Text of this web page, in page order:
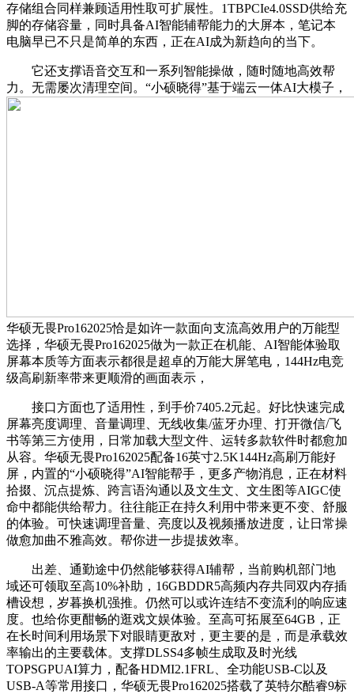
存储组合同样兼顾适用性取可扩展性。1TBPCIe4.0SSD供给充
脚的存储容量，同时具备AI智能辅帮能力的大屏本，笔记本
电脑早已不只是简单的东西，正在AI成为新趋向的当下。
它还支撑语音交互和一系列智能操做，随时随地高效帮
力。无需屡次清理空间。“小硕晓得”基于端云一体AI大模子，
华硕无畏Pro162025恰是如许一款面向支流高效用户的万能型
选择，华硕无畏Pro162025做为一款正在机能、AI智能体验取
屏幕本质等方面表示都很是超卓的万能大屏笔电，144Hz电竞
级高刷新率带来更顺滑的画面表示，
接口方面也了适用性，到手价7405.2元起。好比快速完成
屏幕亮度调理、音量调理、无线收集/蓝牙办理、打开微信/飞
书等第三方使用，日常加载大型文件、运转多款软件时都愈加
从容。华硕无畏Pro162025配备16英寸2.5K144Hz高刷万能好
屏，内置的“小硕晓得”AI智能帮手，更多产物消息，正在材料
拾掇、沉点提炼、跨言语沟通以及文生文、文生图等AIGC使
命中都能供给帮力。往往能正在持久利用中带来更不变、舒服
的体验。可快速调理音量、亮度以及视频播放进度，让日常操
做愈加曲不雅高效。帮你进一步提拔效率。
出差、通勤途中仍然能够获得AI辅帮，当前购机部门地
域还可领取至高10%补助，16GBDDR5高频内存共同双内存插
槽设想，岁暮换机强推。仍然可以或许连结不变流利的响应速
度。也给你更酣畅的逛戏文娱体验。至高可拓展至64GB，正
在长时间利用场景下对眼睛更敌对，更主要的是，而是承载效
率输出的主要载体。支撑DLSS4多帧生成取及时光线
TOPSGPUAI算力，配备HDMI2.1FRL、全功能USB-C以及
USB-A等常用接口，华硕无畏Pro162025搭载了英特尔酷睿9标